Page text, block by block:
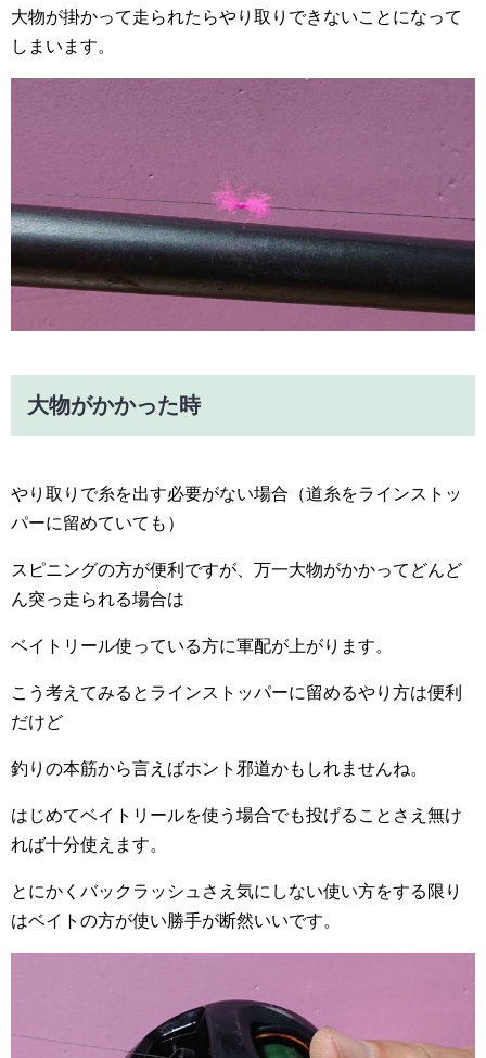
大物が掛かって走られたらやり取りできないことになって
しまいます。
大物がかかった時
やり取りで糸を出す必要がない場合（道糸をラインストッ
パーに留めていても）
スピニングの方が便利ですが、万一大物がかかってどんど
ん突っ走られる場合は
ベイトリール使っている方に軍配が上がります。
こう考えてみるとラインストッパーに留めるやり方は便利
だけど
釣りの本筋から言えばホント邪道かもしれませんね。
はじめてベイトリールを使う場合でも投げることさえ無け
れば十分使えます。
とにかくバックラッシュさえ気にしない使い方をする限り
はベイトの方が使い勝手が断然いいです。